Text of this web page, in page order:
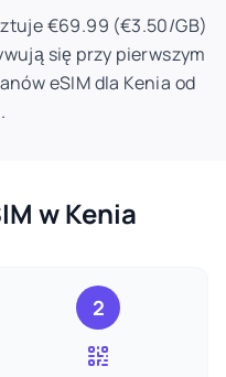
€69.99 (€3.50/GB)
się przy pierwszym
eSIM dla Kenia od
w Kenia
2